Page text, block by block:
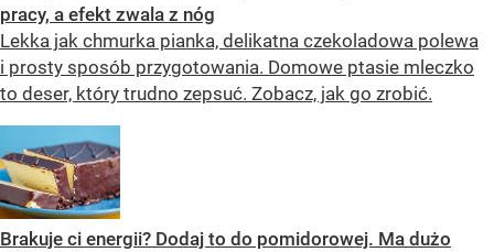
pracy, a efekt zwala z nóg
Lekka jak chmurka pianka, delikatna czekoladowa polewa
i prosty sposób przygotowania. Domowe ptasie mleczko
to deser, który trudno zepsuć. Zobacz, jak go zrobić.
Brakuje ci energii? Dodaj to do pomidorowej. Ma dużo